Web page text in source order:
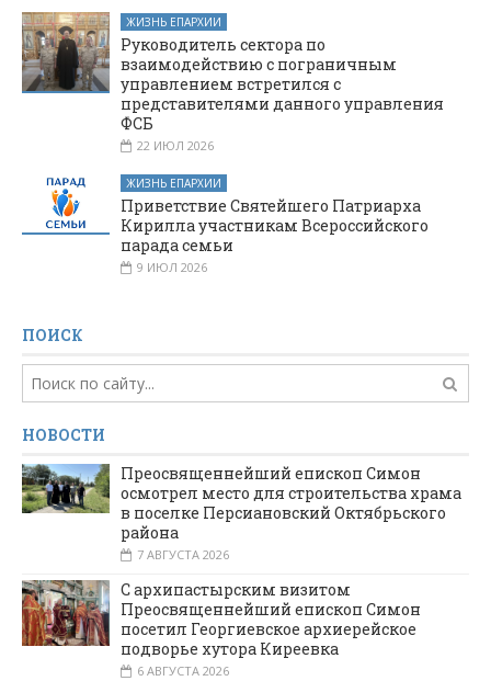
ЖИЗНЬ ЕПАРХИИ
Руководитель сектора по
взаимодействию с пограничным
управлением встретился с
представителями данного управления
ФСБ
22 ИЮЛ 2026
ЖИЗНЬ ЕПАРХИИ
Приветствие Святейшего Патриарха
Кирилла участникам Всероссийского
парада семьи
9 ИЮЛ 2026
ПОИСК
НОВОСТИ
Преосвященнейший епископ Симон
осмотрел место для строительства храма
в поселке Персиановский Октябрьского
района
7 АВГУСТА 2026
С архипастырским визитом
Преосвященнейший епископ Симон
посетил Георгиевское архиерейское
подворье хутора Киреевка
6 АВГУСТА 2026